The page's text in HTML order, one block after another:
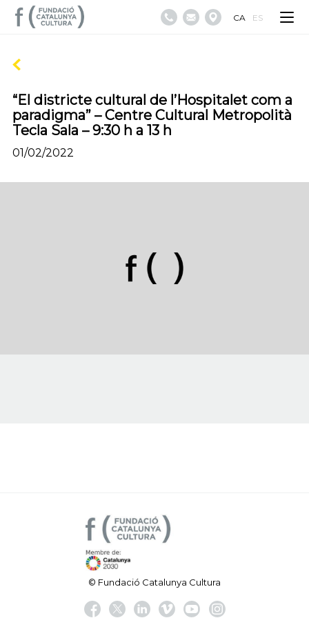
CA ES
“El districte cultural de l’Hospitalet com a
paradigma” – Centre Cultural Metropolità
Tecla Sala – 9:30 h a 13 h
01/02/2022
© Fundació Catalunya Cultura